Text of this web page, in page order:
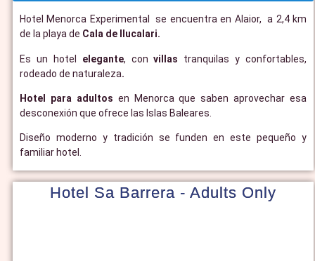
Hotel Menorca Experimental se encuentra en Alaior, a 2,4 km
de la playa de Cala de llucalari.
Es un hotel elegante, convillas tranquilas y confortables,
rodeado de naturaleza.
Hotel para adultos en Menorca que saben aprovechar esa
desconexión que ofrece las Islas Baleares.
Diseño moderno y tradición se funden en este pequeño y
familiar hotel.
Hotel Sa Barrera - Adults Only